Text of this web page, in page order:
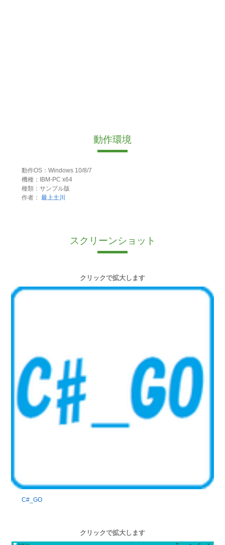
動作環境
動作OS：Windows 10/8/7
機種：IBM-PC x64
種類：サンプル版
作者： 最上土川
スクリーンショット
クリックで拡大します
C#_GO
クリックで拡大します